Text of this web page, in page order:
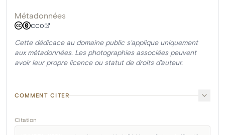
Métadonnées
CC0
Cette dédicace au domaine public s'applique uniquement
aux métadonnées. Les photographies associées peuvent
avoir leur propre licence ou statut de droits d'auteur.
COMMENT CITER
Citation